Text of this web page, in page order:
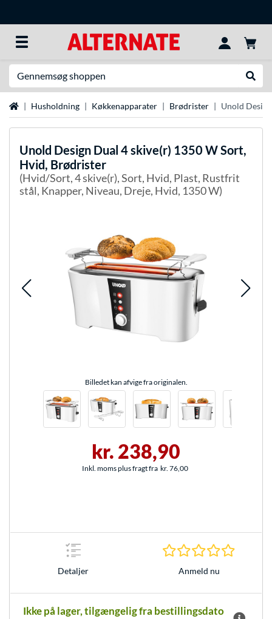
StartsideHusholdning Køkkenapparater Brødrister Unold
Unold Design Dual 4 skive(r) 1350 W Sort,
Hvid, Brødrister
(Hvid/Sort, 4 skive(r), Sort, Hvid, Plast, Rustfrit
stål, Knapper, Niveau, Dreje, Hvid, 1350 W)
Billedet kan afvige fra originalen.
kr. 238,90
Inkl. moms plus fragt fra kr. 76,00
Detaljer Anmeld nu
Ikke på lager, tilgængelig fra bestillingsdato